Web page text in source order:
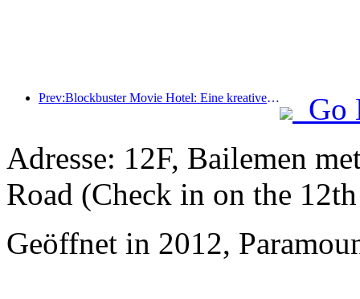
Prev:Blockbuster Movie Hotel: Eine kreative Fusion aus Filmkultur und Übernachtungserlebnis
Go
Adresse: 12F, Bailemen
Road (Check in on the
Geöffnet in 2012,